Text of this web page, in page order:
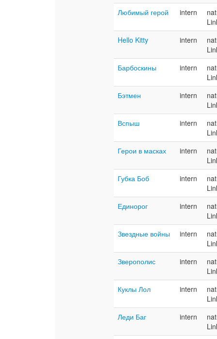
Любимый герой
intern
Hello Kitty
intern
Барбоскины
intern
Бэтмен
intern
Вспыш
intern
Герои в масках
intern
Губка Боб
intern
Единорог
intern
Звездные войны
intern
Зверополис
intern
Куклы Лол
intern
Леди Баг
intern